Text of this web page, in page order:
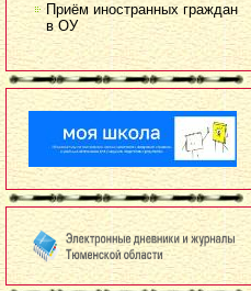
Приём иностранных граждан
в ОУ